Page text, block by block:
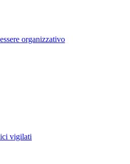
organizzativo
vigilati